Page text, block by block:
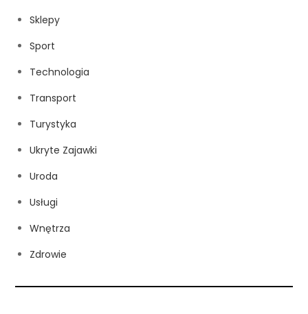
Sklepy
Sport
Technologia
Transport
Turystyka
Ukryte Zajawki
Uroda
Usługi
Wnętrza
Zdrowie